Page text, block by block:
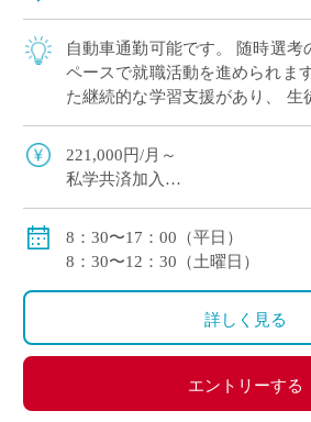
自動車通勤可能です。 随時選考
ペースで就職活動を進められま
た継続的な学習支援があり、 生
221,000円/月～
私学共済加入
8：30〜17：00（平日）
8：30〜12：30（土曜日）
詳しく見る
エントリーする